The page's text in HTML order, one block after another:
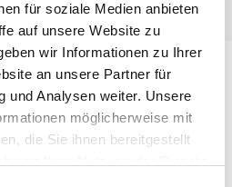
für soziale Medien anbieten
auf unsere Website zu
wir Informationen zu Ihrer
an unsere Partner für
und Analysen weiter. Unsere
möglicherweise mit
die Sie ihnen bereitgestellt